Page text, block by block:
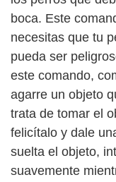
boca. Este
necesitas que tu
pueda ser
este comando,
agarre un objeto
trata de tomar el
felicítalo y dale
suelta el objeto,
suavemente